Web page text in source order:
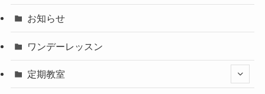
お知らせ
ワンデーレッスン
定期教室